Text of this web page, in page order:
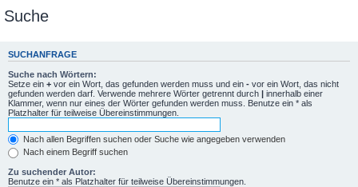
Suche
SUCHANFRAGE
Suche nach Wörtern:
Setze ein + vor ein Wort, das gefunden werden muss und ein - vor ein Wort, das nicht
gefunden werden darf. Verwende mehrere Wörter getrennt durch | innerhalb einer
Klammer, wenn nur eines der Wörter gefunden werden muss. Benutze ein * als
Platzhalter für teilweise Übereinstimmungen.
Nach allen Begriffen suchen oder Suche wie angegeben verwenden
Nach einem Begriff suchen
Zu suchender Autor:
Benutze ein * als Platzhalter für teilweise Übereinstimmungen.